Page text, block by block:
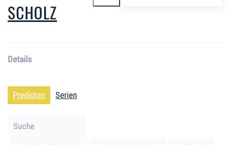
SCHOLZ
Details
Predigten Serien
Filter